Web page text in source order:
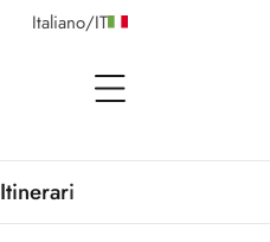
Italiano/IT
open Menu
Itinerari